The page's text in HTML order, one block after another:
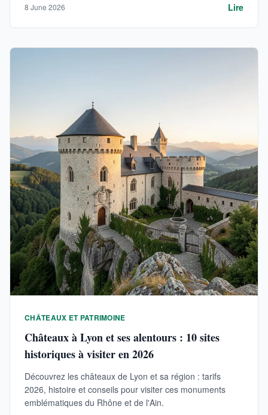
8 June 2026 Lire
CHÂTEAUX ET PATRIMOINE
Châteaux à Lyon et ses alentours : 10 sites
historiques à visiter en 2026
Découvrez les châteaux de Lyon et sa région : tarifs
2026, histoire et conseils pour visiter ces monuments
emblématiques du Rhône et de l'Ain.